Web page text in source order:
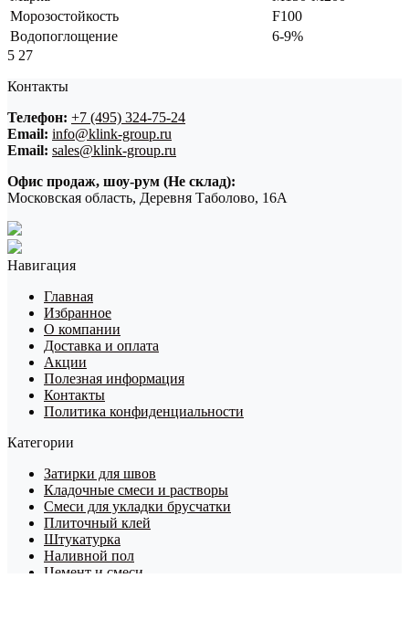
Морозостойкость
F100
Водопоглощение
6-9%
5 27
Контакты
Телефон: +7 (495) 324-75-24
Email: info@klink-group.ru
Email: sales@klink-group.ru
Офис продаж, шоу-рум (Не склад):
Московская область, Деревня Таболово, 16А
Навигация
Главная
Избранное
О компании
Доставка и оплата
Акции
Полезная информация
Контакты
Политика конфиденциальности
Категории
Затирки для швов
Кладочные смеси и растворы
Смеси для укладки брусчатки
Плиточный клей
Штукатурка
Наливной пол
Цемент и смеси